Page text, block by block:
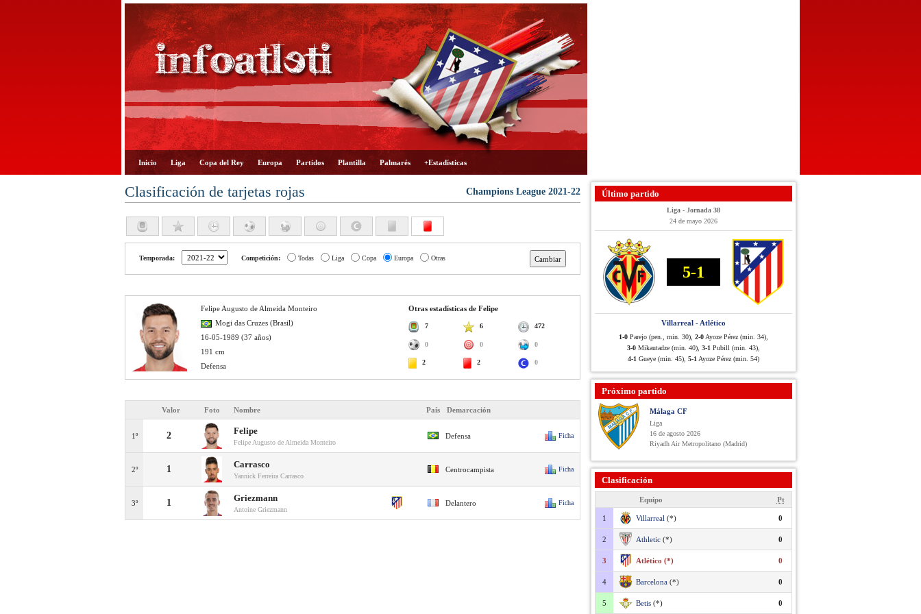
Inicio Liga Copa del Rey Europa Partidos Plantilla Palmarés +Estadísticas
Clasificación de tarjetas rojas Champions League 2021-22
Temporada: Competición: Todas Liga Copa Europa Otras
Otras estadísticas de Felipe
7 6 472
0 0 0
2 2 0
Felipe Augusto de Almeida Monteiro
Mogi das Cruzes (Brasil)
16-05-1989 (37 años)
191 cm
Defensa
Valor Foto Nombre País Demarcación
1º 2 Felipe
Felipe Augusto de Almeida Monteiro
Defensa Ficha
2º 1 Carrasco
Yannick Ferreira Carrasco
Centrocampista Ficha
3º 1 Griezmann
Antoine Griezmann
Delantero Ficha
Último partido
Liga - Jornada 38
24 de mayo 2026
5-1
Villarreal - Atlético
1-0 Parejo (pen., min. 30), 2-0 Ayoze Pérez (min. 34),
3-0 Mikautadze (min. 40), 3-1 Pubill (min. 43),
4-1 Gueye (min. 45), 5-1 Ayoze Pérez (min. 54)
Próximo partido
Málaga CF
Liga
16 de agosto 2026
Riyadh Air Metropolitano (Madrid)
Clasificación
Equipo Pt
1 Villarreal (*) 0
2 Athletic (*) 0
3 Atlético (*) 0
4 Barcelona (*) 0
5 Betis (*) 0